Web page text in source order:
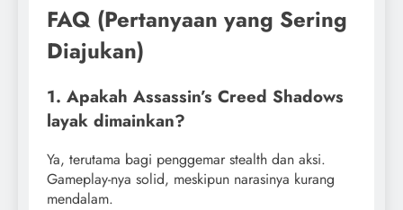
FAQ (Pertanyaan yang Sering
Diajukan)
1. Apakah Assassin’s Creed Shadows
layak dimainkan?
Ya, terutama bagi penggemar stealth dan aksi.
Gameplay-nya solid, meskipun narasinya kurang
mendalam.